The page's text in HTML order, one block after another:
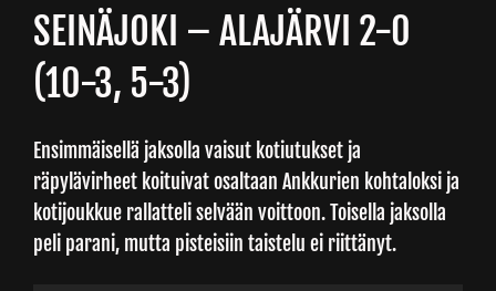
Fanituotteet
Palvelut
SEINÄJOKI – ALAJÄRVI 2-0
(10-3, 5-3)
Ensimmäisellä jaksolla vaisut kotiutukset ja
räpylävirheet koituivat osaltaan Ankkurien kohtaloksi ja
kotijoukkue rallatteli selvään voittoon. Toisella jaksolla
peli parani, mutta pisteisiin taistelu ei riittänyt.